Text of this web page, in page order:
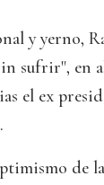
y yerno,
sufrir", en
el ex
de